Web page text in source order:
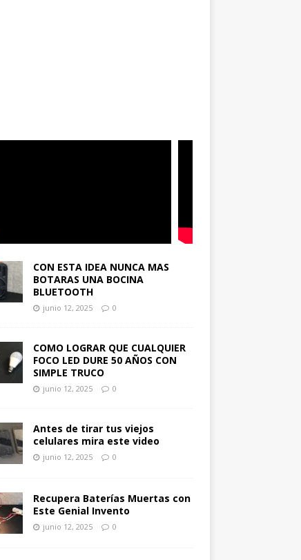
CON ESTA IDEA NUNCA MAS
BOTARAS UNA BOCINA
BLUETOOTH
junio 12, 2025 0
COMO LOGRAR QUE CUALQUIER
FOCO LED DURE 50 AÑOS CON
SIMPLE TRUCO
junio 12, 2025 0
Antes de tirar tus viejos
celulares mira este video
junio 12, 2025 0
Recupera Baterías Muertas con
Este Genial Invento
junio 12, 2025 0